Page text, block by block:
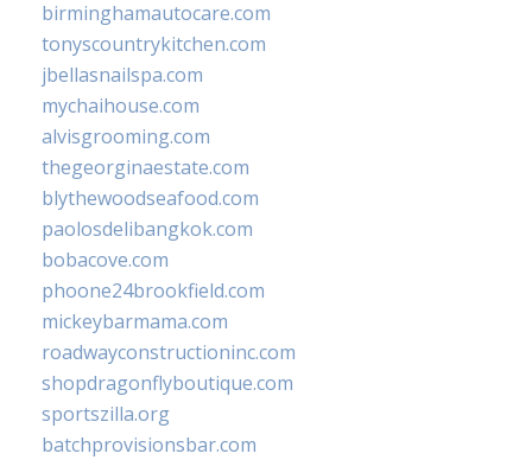
birminghamautocare.com
tonyscountrykitchen.com
jbellasnailspa.com
mychaihouse.com
alvisgrooming.com
thegeorginaestate.com
blythewoodseafood.com
paolosdelibangkok.com
bobacove.com
phoone24brookfield.com
mickeybarmama.com
roadwayconstructioninc.com
shopdragonflyboutique.com
sportszilla.org
batchprovisionsbar.com